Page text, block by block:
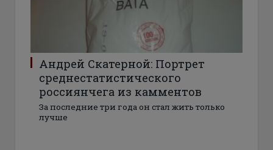
Андрей Скатерной: Портрет
среднестатистического
россиянчега из камментов
За последние три года он стал жить только
лучше